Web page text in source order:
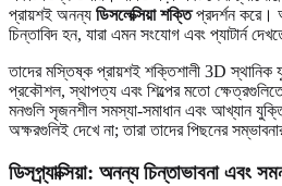
প্রায়শই অনন্য ডিসলেক্সিয়া শক্তিপ্রদর্শন করে।
চিন্তাবিদ হন, যারা এমন সংযোগ এবং প্যাটার্ন
তাদের মস্তিষ্ক প্রায়শই শক্তিশালী 3D স্থানিক
প্রকৌশল, স্থাপত্য এবং শিল্পের মতো
মনগুলি সৃজনশীল সমস্যা-সমাধান এবং আখ্যান
অক্ষরগুলিই দেখে না; তারা তাদের পিছনের
ডিসপ্র্যাক্সিয়া: অনন্য চিন্তাভাবনা এবং